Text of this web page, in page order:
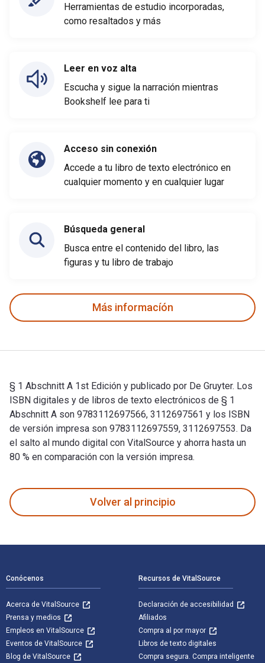
Herramientas de estudio incorporadas,
como resaltados y más
Leer en voz alta
Escucha y sigue la narración mientras
Bookshelf lee para ti
Acceso sin conexión
Accede a tu libro de texto electrónico en
cualquier momento y en cualquier lugar
Búsqueda general
Busca entre el contenido del libro, las
figuras y tu libro de trabajo
Más informacíón
§ 1 Abschnitt A 1st Edición y publicado por De Gruyter. Los
ISBN digitales y de libros de texto electrónicos de § 1
Abschnitt A son 9783112697566, 3112697561 y los ISBN
de versión impresa son 9783112697559, 3112697553. Da
el salto al mundo digital con VitalSource y ahorra hasta un
80 % en comparación con la versión impresa.
Volver al principio
Conócenos
Acerca de VitalSource
Prensa y medios
Empleos en VitalSource
Eventos de VitalSource
Blog de VitalSource
Recursos de VitalSource
Declaración de accesibilidad
Afiliados
Compra al por mayor
Libros de texto digitales
Compra segura. Compra inteligente